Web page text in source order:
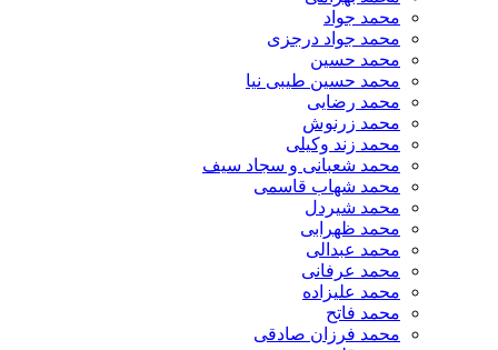
محمد جواد
محمد جواد درجزی
محمد حسین
محمد حسین طیبی نیا
محمد رضایی
محمد زرنوش
محمد زند وکیلی
محمد شعبانی و سجاد سیف
محمد شهاب قاسمی
​محمد شیردل
محمد ظهرابی
محمد عبدالی
محمد عرفانی
محمد علیزاده
محمد فاتح
محمد فرزان صادقی